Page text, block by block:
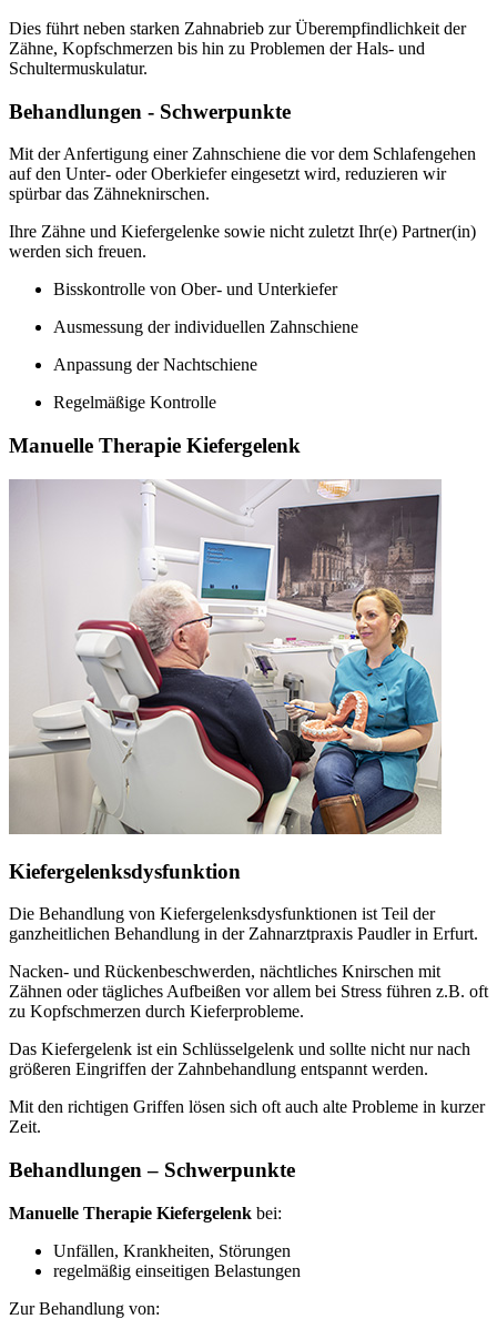
Dies führt neben starken Zahnabrieb zur Überempfindlichkeit der
Zähne, Kopfschmerzen bis hin zu Problemen der Hals- und
Schultermuskulatur.
Behandlungen - Schwerpunkte
Mit der Anfertigung einer Zahnschiene die vor dem Schlafengehen
auf den Unter- oder Oberkiefer eingesetzt wird, reduzieren wir
spürbar das Zähneknirschen.
Ihre Zähne und Kiefergelenke sowie nicht zuletzt Ihr(e) Partner(in)
werden sich freuen.
Bisskontrolle von Ober- und Unterkiefer
Ausmessung der individuellen Zahnschiene
Anpassung der Nachtschiene
Regelmäßige Kontrolle
Manuelle Therapie Kiefergelenk
Kiefergelenksdysfunktion
Die Behandlung von Kiefergelenksdysfunktionen ist Teil der
ganzheitlichen Behandlung in der Zahnarztpraxis Paudler in Erfurt.
Nacken- und Rückenbeschwerden, nächtliches Knirschen mit
Zähnen oder tägliches Aufbeißen vor allem bei Stress führen z.B. oft
zu Kopfschmerzen durch Kieferprobleme.
Das Kiefergelenk ist ein Schlüsselgelenk und sollte nicht nur nach
größeren Eingriffen der Zahnbehandlung entspannt werden.
Mit den richtigen Griffen lösen sich oft auch alte Probleme in kurzer
Zeit.
Behandlungen – Schwerpunkte
Manuelle Therapie Kiefergelenk bei:
Unfällen, Krankheiten, Störungen
regelmäßig einseitigen Belastungen
Zur Behandlung von: